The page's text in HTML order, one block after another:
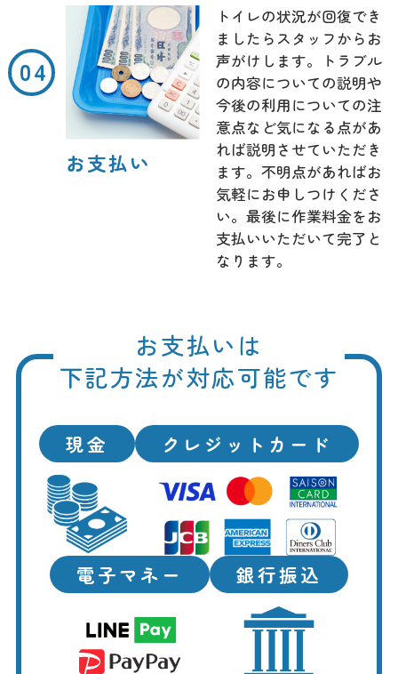
お支払い
トイレの状況が回復でき
ましたらスタッフからお
声がけします。トラブル
の内容についての説明や
今後の利用についての注
意点など気になる点があ
れば説明させていただき
ます。不明点があればお
気軽にお申しつけくださ
い。最後に作業料金をお
支払いいただいて完了と
なります。
お支払いは
下記方法が対応可能です
現金 クレジットカード
電子マネー 銀行振込